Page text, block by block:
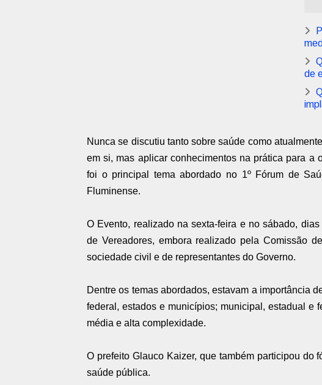
de
Nunca se discutiu tanto sobre saúde como
em si, mas aplicar conhecimentos na prática para a
foi o principal tema abordado no 1º Fórum de
Fluminense.
O Evento, realizado na sexta-feira e no sábado,
de Vereadores, embora realizado pela Comissão
sociedade civil e de representantes do Governo.
Dentre os temas abordados, estavam a importância
federal, estados e municípios; municipal, estadual e
média e alta complexidade.
O prefeito Glauco Kaizer, que também participou do
saúde pública.